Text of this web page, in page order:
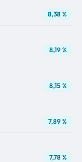
8,38 %
8,19 %
8,15 %
7,89 %
7,78 %